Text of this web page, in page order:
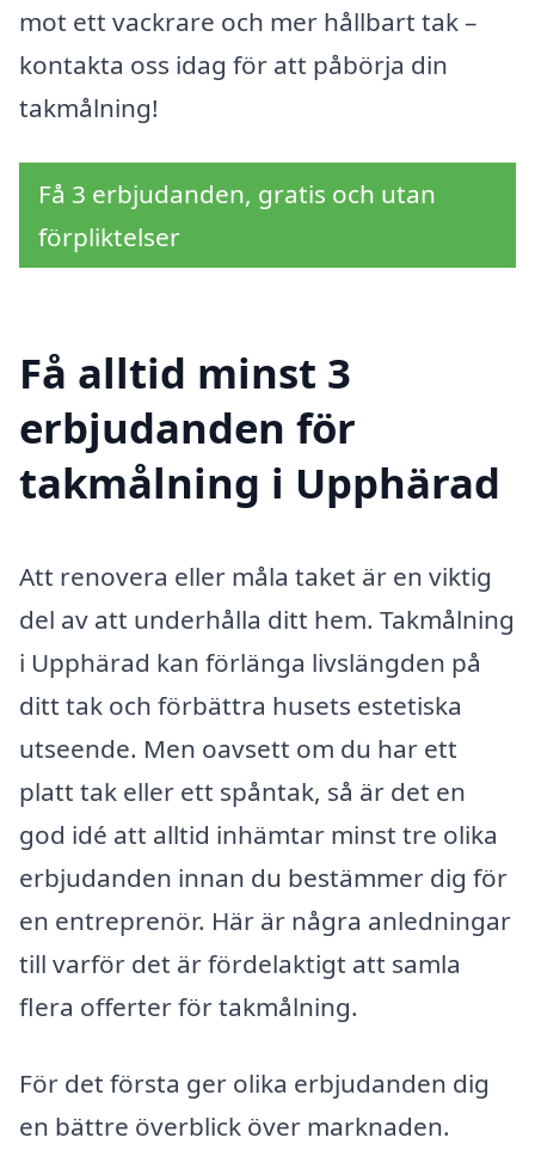
mot ett vackrare och mer hållbart tak –
kontakta oss idag för att påbörja din
takmålning!
Få 3 erbjudanden, gratis och utan
förpliktelser
Få alltid minst 3
erbjudanden för
takmålning i Upphärad
Att renovera eller måla taket är en viktig
del av att underhålla ditt hem. Takmålning
i Upphärad kan förlänga livslängden på
ditt tak och förbättra husets estetiska
utseende. Men oavsett om du har ett
platt tak eller ett spåntak, så är det en
god idé att alltid inhämtar minst tre olika
erbjudanden innan du bestämmer dig för
en entreprenör. Här är några anledningar
till varför det är fördelaktigt att samla
flera offerter för takmålning.
För det första ger olika erbjudanden dig
en bättre överblick över marknaden.